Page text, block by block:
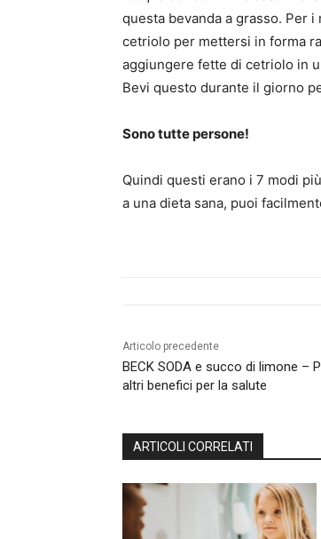
questa bevanda a grasso. Per
cetriolo per mettersi in forma
aggiungere fette di cetriolo in
Bevi questo durante il giorno
Sono tutte persone!
Quindi questi erano i 7 modi
a una dieta sana, puoi
Articolo precedente
BECK SODA e succo di limone –
altri benefici per la salute
ARTICOLI CORRELATI